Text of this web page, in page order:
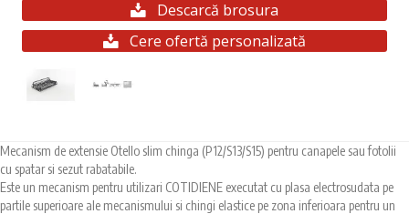
Descarcă brosura
Cere ofertă personalizată
Mecanism de extensie Otello slim chinga (P12/S13/S15) pentru canapele sau fotolii
cu spatar si sezut rabatabile.
Este un mecanism pentru utilizari COTIDIENE executat cu plasa electrosudata pe
partile superioare ale mecanismului si chingi elastice pe zona inferioara pentru un